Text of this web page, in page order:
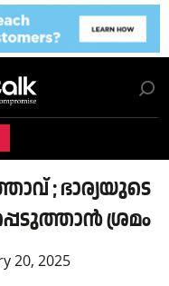
; ഭാര്യയുടെ
ശ്രമo
20, 2025